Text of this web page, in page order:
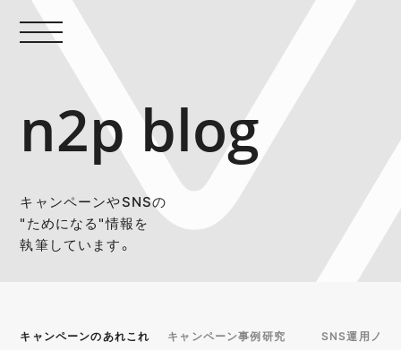
n2p blog
キャンペーンやSNSの
"ためになる"情報を
執筆しています。
キャンペーンのあれこれ キャンペーン事例研究 SNS運用ノウ